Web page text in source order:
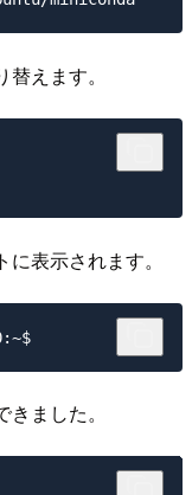
えます。
表示されます。
ました。